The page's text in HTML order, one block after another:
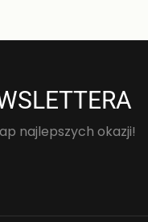
najlepszych okazji!